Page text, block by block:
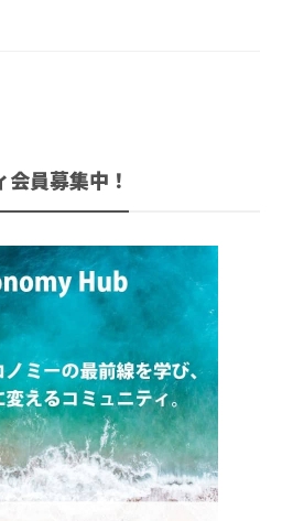
員募集中！